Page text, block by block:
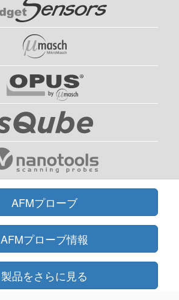
AFMプローブ
AFMプローブ情報
製品をさらに見る